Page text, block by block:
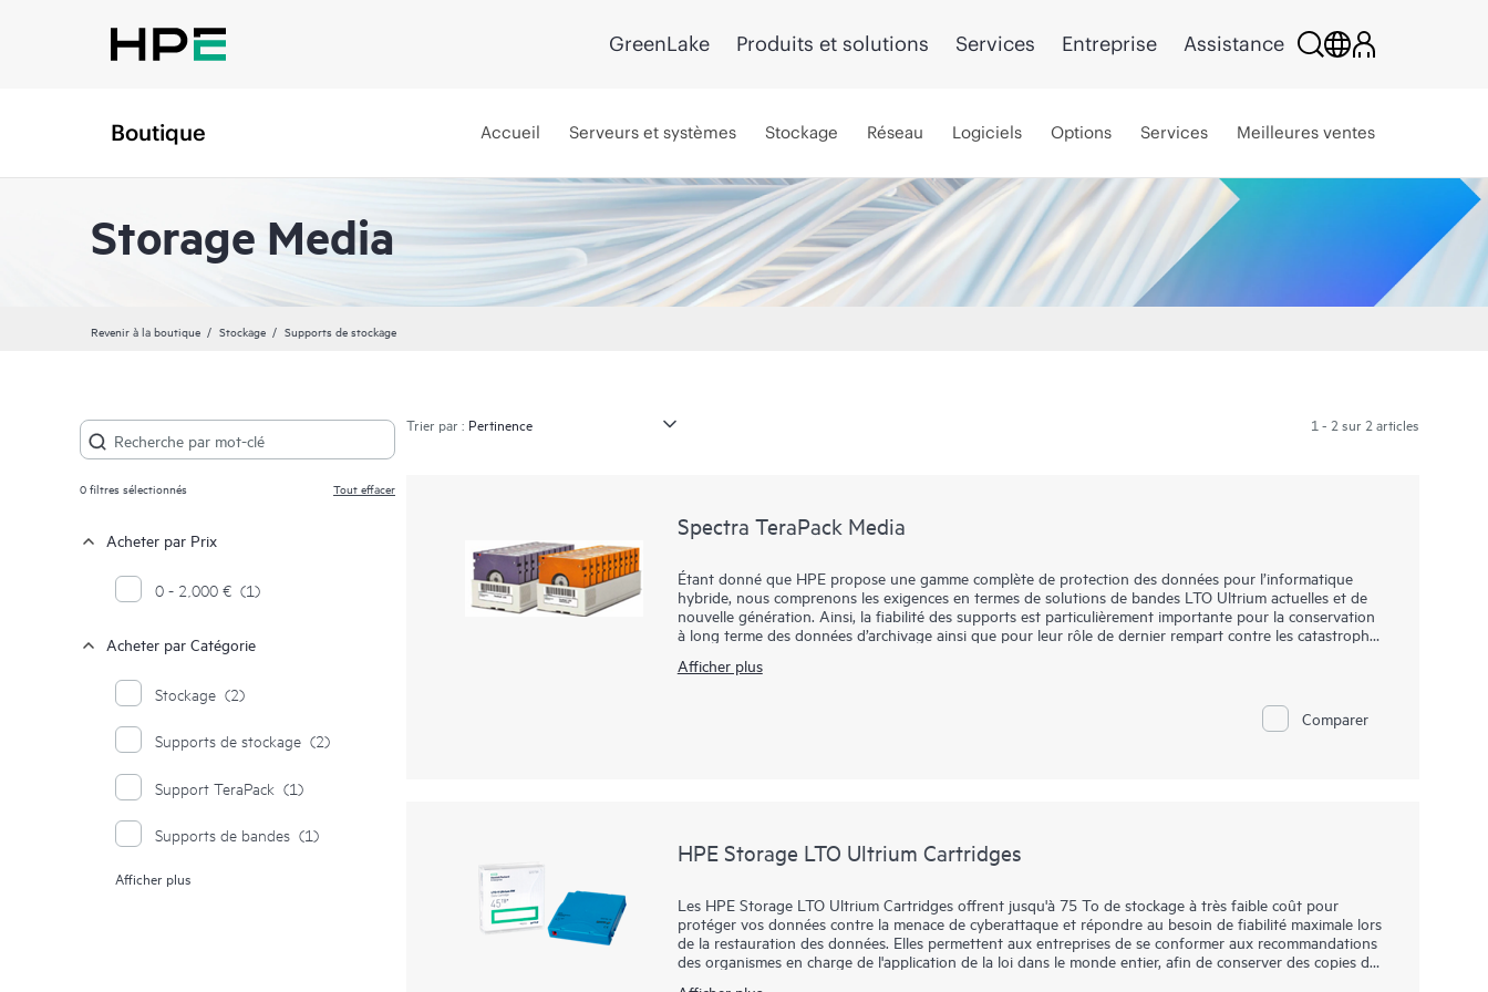
GreenLake Produits et solutions Services Entreprise Assistance
Boutique Accueil Serveurs et systèmes Stockage Réseau Logiciels Options Services Meilleures ventes
Storage Media
Revenir à la boutique Stockage Supports de stockage
0filtres sélectionnés Tout effacer
Acheter par Prix
0 - 2,000 € (1)
Acheter par Catégorie
Stockage (2)
Supports de stockage (2)
Support TeraPack (1)
Supports de bandes (1)
Protection des données et
Afficher plus
Trier par : 1 - 2 sur 2 articles
Spectra TeraPack Media
Étant donné que HPE propose une gamme complète de protection des données pour l’informatique
hybride, nous comprenons les exigences en termes de solutions de bandes LTO Ultrium actuelles et de
nouvelle génération. Ainsi, la fiabilité des supports est particulièrement importante pour la conservation
à long terme des données d’archivage ainsi que pour leur rôle de dernier rempart contre les catastrophes
Les supports Spectra TeraPack sont conçus pour que les clients soient certains de disposer des solutions
améliorations en cours et les fonctionnalités qui simplifient quasiment tous les aspects du processus de
Afficher plus
Comparer
HPE Storage LTO Ultrium Cartridges
Les HPE Storage LTO Ultrium Cartridges offrent jusqu'à 75 To de stockage à très faible coût pour
protéger vos données contre la menace de cyberattaque et répondre au besoin de fiabilité maximale lors
de la restauration des données. Elles permettent aux entreprises de se conformer aux recommandations
des organismes en charge de l'application de la loi dans le monde entier, afin de conserver des copies de